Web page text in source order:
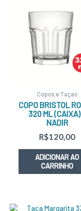
Copos e Taças
COPO BRISTOL
320 ML
NADIR
R$120,00
ADICIONAR AO
CARRINHO